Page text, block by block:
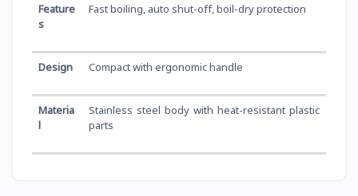
Feature
s
Fast boiling, auto shut-off, boil-dry protection
Design Compact with ergonomic handle
Materia
l
Stainless steel body with heat-resistant plastic
parts